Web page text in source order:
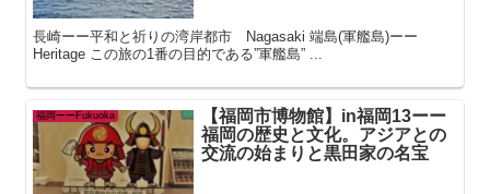
長崎ーー平和と祈りの湾岸都市 Nagasaki 端島(軍艦島)ーー
Heritage この旅の1番の目的である”軍艦島” ...
福岡ーーFukuoka
【福岡市博物館】in福岡13ーー
福岡の歴史と文化。アジアとの
交流の始まりと黒田家の名宝